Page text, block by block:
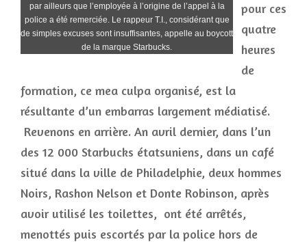
par ailleurs que l’employée à l’origine de l’appel à la
police a été remerciée. Le rappeur T.I., considérant que
de simples excuses sont insuffisantes, appelle au boycott
de la marque Starbucks.
pour ces
quatre
heures
de
formation, ce mea culpa organisé, est la
résultante d’un embarras largement médiatisé.
Revenons en arrière. An avril dernier, dans l’un
des 12 000 Starbucks étatsuniens, dans un café
situé dans la ville de Philadelphie, deux hommes
Noirs, Rashon Nelson et Donte Robinson, après
avoir utilisé les toilettes, ont été arrêtés,
menottés puis escortés par la police hors de